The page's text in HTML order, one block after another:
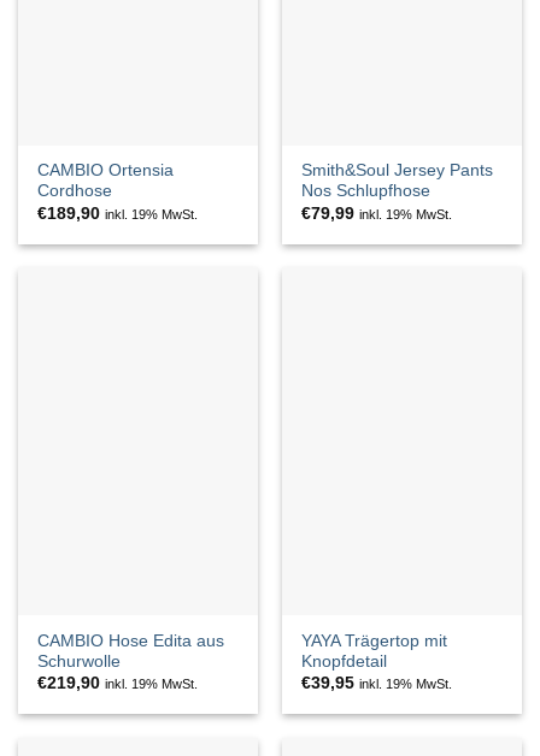
CAMBIO Ortensia
Cordhose
€189,90 inkl. 19% MwSt.
Smith&Soul Jersey Pants
Nos Schlupfhose
€79,99 inkl. 19% MwSt.
CAMBIO Hose Edita aus
Schurwolle
€219,90 inkl. 19% MwSt.
YAYA Trägertop mit
Knopfdetail
€39,95 inkl. 19% MwSt.